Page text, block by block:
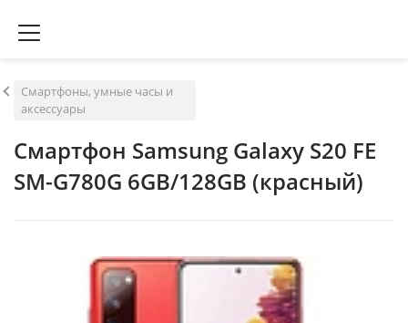
Смартфоны, умные часы и
аксессуары
Смартфон Samsung Galaxy S20 FE
SM-G780G 6GB/128GB (красный)